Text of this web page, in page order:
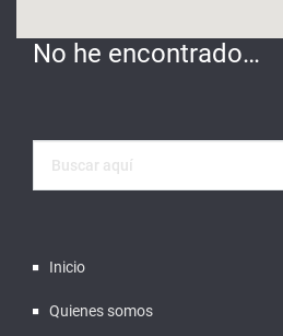
No he encontrado…
Inicio
Quienes somos